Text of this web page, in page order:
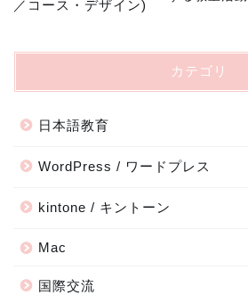
カテゴリ
日本語教育
WordPress / ワードプレス
kintone / キントーン
Mac
国際交流